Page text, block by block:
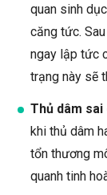
quan sinh
căng tức.
ngay lập tức
trạng này sẽ
Thủ dâm sai
khi thủ dâm
tổn thương
quanh tinh